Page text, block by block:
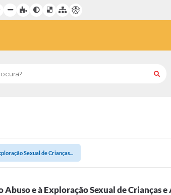
Sexual de Crianças...
e à Exploração Sexual de Crianças